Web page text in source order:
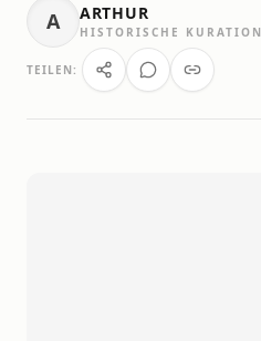
A ARTHUR
HISTORISCHE KURATION
TEILEN: